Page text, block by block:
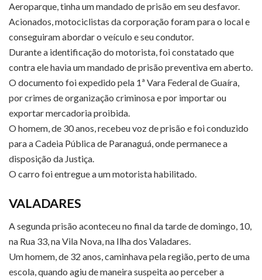
Aeroparque, tinha um mandado de prisão em seu desfavor.
Acionados, motociclistas da corporação foram para o local e
conseguiram abordar o veículo e seu condutor.
Durante a identificação do motorista, foi constatado que
contra ele havia um mandado de prisão preventiva em aberto.
O documento foi expedido pela 1ª Vara Federal de Guaíra,
por crimes de organização criminosa e por importar ou
exportar mercadoria proibida.
O homem, de 30 anos, recebeu voz de prisão e foi conduzido
para a Cadeia Pública de Paranaguá, onde permanece a
disposição da Justiça.
O carro foi entregue a um motorista habilitado.
VALADARES
A segunda prisão aconteceu no final da tarde de domingo, 10,
na Rua 33, na Vila Nova, na Ilha dos Valadares.
Um homem, de 32 anos, caminhava pela região, perto de uma
escola, quando agiu de maneira suspeita ao perceber a